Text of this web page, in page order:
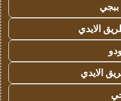
الايدي
الايدي